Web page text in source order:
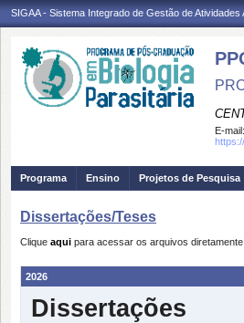
SIGAA - Sistema Integrado de Gestão de Atividades
E-mail:
Programa Ensino Projetos de Pesquisa
Dissertações/Teses
Clique aqui para acessar os arquivos
2026
Dissertações